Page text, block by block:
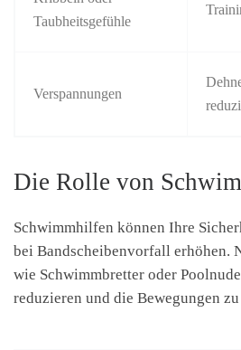
Taubheitsgefühle
Verspannungen
Die Rolle von
Schwimmhilfen können Ihre
bei Bandscheibenvorfall erhöhen.
wie Schwimmbretter oder
reduzieren und die Bewegungen